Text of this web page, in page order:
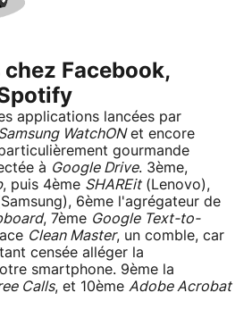
chez Facebook,
applications lancées par
WatchONet encore
gourmande
à Google Drive. 3ème,
, puis 4ème SHAREit(Lenovo),
6ème l'agrégateur de
, 7ème Google Text-to-
Clean Master, un comble, car
censée alléger la
smartphone. 9ème la
Calls, et 10ème Adobe Acrobat